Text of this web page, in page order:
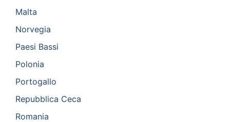
Malta
Norvegia
Paesi Bassi
Polonia
Portogallo
Repubblica Ceca
Romania